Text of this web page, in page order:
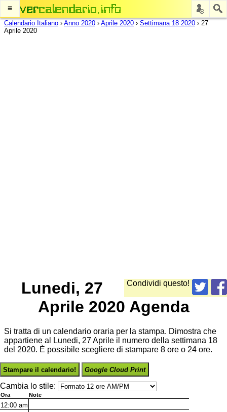
≡
Calendario Italiano › Anno 2020 › Aprile 2020 › Settimana 18 2020 › 27
Aprile 2020
Condividi questo!
Lunedi, 27
Aprile 2020 Agenda
Si tratta di un calendario oraria per la stampa. Dimostra che
appartiene al Lunedi, 27 Aprile il numero della settimana 18
del 2020. È possibile scegliere di stampare 8 ore o 24 ore.
Stampare il calendario! Google Cloud Print
Cambia lo stile:
Ora Note
12:00 am